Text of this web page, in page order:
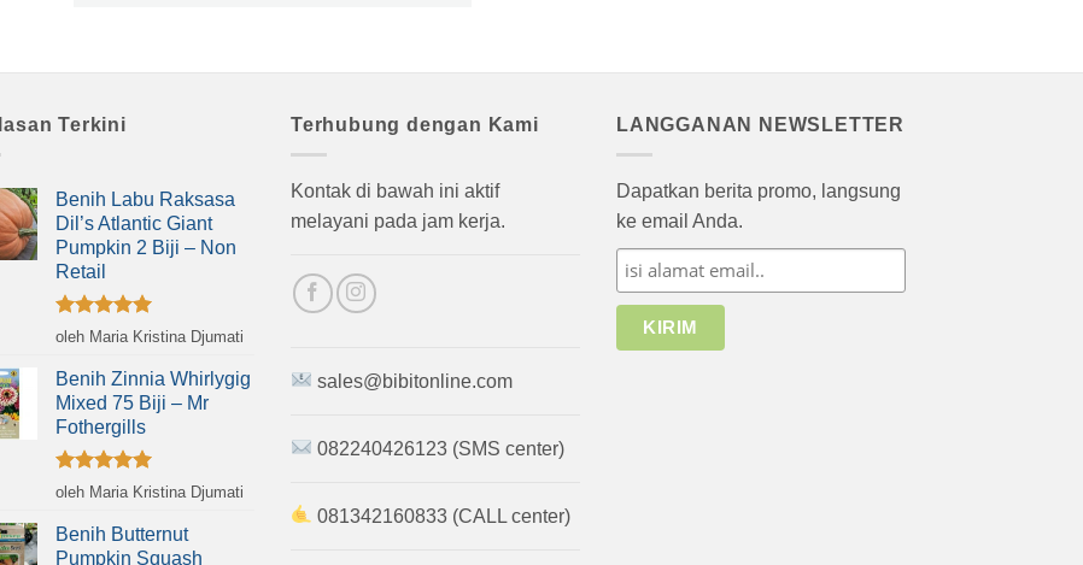
Terkini
Benih Labu Raksasa
Dil’s Atlantic Giant
Pumpkin 2 Biji – Non
Retail
Dinilai5
oleh Maria Kristina Djumati
Benih Zinnia Whirlygig
Mixed 75 Biji – Mr
Fothergills
Dinilai5
oleh Maria Kristina Djumati
Benih Butternut
Pumpkin Squash
Terhubung dengan Kami
Kontak di bawah ini aktif
melayani pada jam kerja.
sales@bibitonline.com
082240426123 (SMS center)
081342160833 (CALL center)
LANGGANAN NEWSLETTER
Dapatkan berita promo, langsung
ke email Anda.